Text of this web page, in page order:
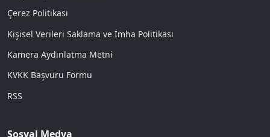
Çerez Politikası
Kişisel Verileri Saklama ve İmha Politikası
Kamera Aydınlatma Metni
KVKK Başvuru Formu
RSS
Sosyal Medya